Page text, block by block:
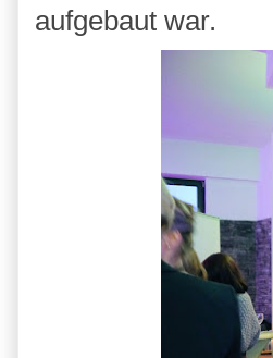
aufgebaut war.